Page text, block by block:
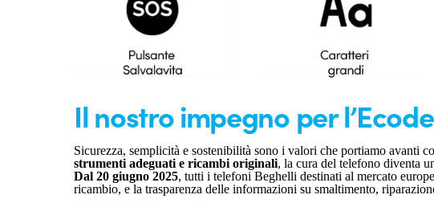
Il nostro impegno per
Sicurezza, semplicità e sostenibilità sono i valori che portiamo avanti
strumenti adeguati e ricambi originali, la cura del telefono diventa
Dal 20 giugno 2025, tutti i telefoni Beghelli destinati al mercato
ricambio, e la trasparenza delle informazioni su smaltimento,